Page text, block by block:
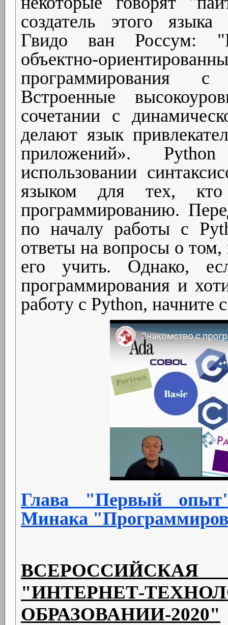
создатель этого языка
Гвидо ван Россум:
объектно-
программирования с
Встроенные
сочетании с
делают язык
приложений».
использовании
языком для тех, кто
программированию.
по началу работы с
ответы на вопросы о
его учить. Однако,
программирования и
работу с Python, начните
Глава "Первый
Минака
ОБРАЗОВАНИИ-2020"